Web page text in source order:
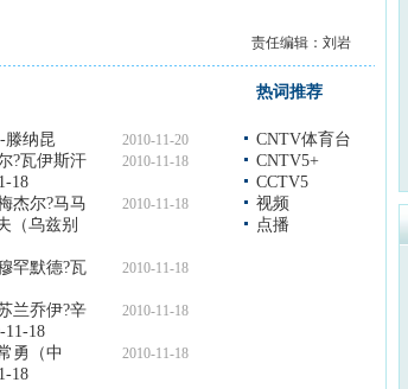
责任编辑：刘岩
滕纳昆 2010-11-20
?瓦伊斯汗
18
2010-11-18
杰尔?马马
（乌兹别
2010-11-18
罕默德?瓦
2010-11-18
兰乔伊?辛
11-18
2010-11-18
勇（中
18
2010-11-18
热词推荐
CNTV体育台
CNTV5+
CCTV5
视频
点播